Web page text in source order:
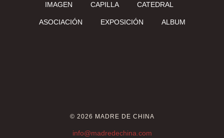
IMAGEN CAPILLA CATEDRAL
ASOCIACIÓN EXPOSICIÓN ALBUM
© 2026 MADRE DE CHINA
info@madredechina.com